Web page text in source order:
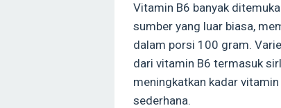
Vitamin B6 banyak
sumber yang luar biasa,
dalam porsi 100 gram.
dari vitamin B6 termasuk
meningkatkan kadar
sederhana.